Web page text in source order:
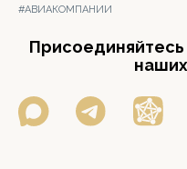
#АВИАКОМПАНИИ